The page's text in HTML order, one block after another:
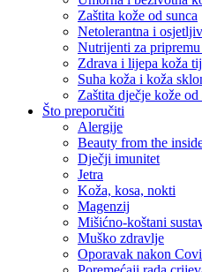
Zaštita kože od sunca
Netolerantna i
Nutrijenti za pripremu
Zdrava i lijepa koža
Suha koža i koža
Zaštita dječje kože od
Što preporučiti
Alergije
Beauty from the
Dječji imunitet
Jetra
Koža, kosa, nokti
Magenzij
Mišićno-koštani
Muško zdravlje
Oporavak nakon